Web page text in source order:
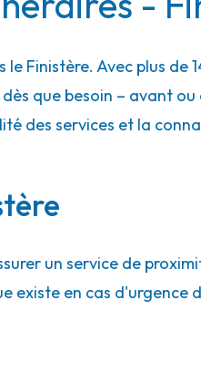
Finistère. Avec plus de
que besoin – avant
des services et la
un service de
existe en cas d'urgence